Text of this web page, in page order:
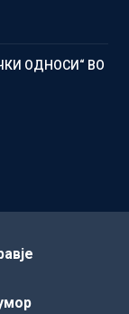
ОДНОСИ“ ВО